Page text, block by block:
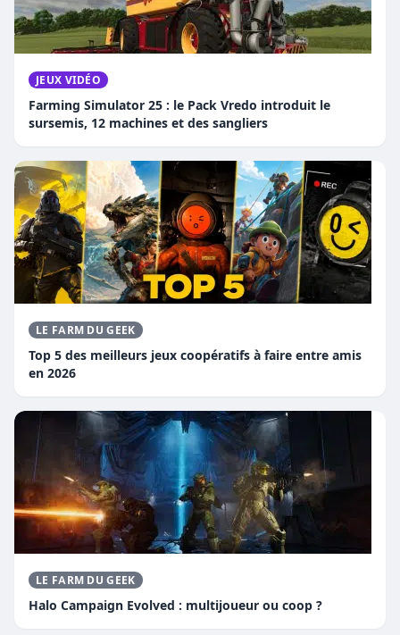
JEUX VIDÉO
Farming Simulator 25 : le Pack Vredo introduit le
sursemis, 12 machines et des sangliers
LE FARM DU GEEK
Top 5 des meilleurs jeux coopératifs à faire entre amis
en 2026
LE FARM DU GEEK
Halo Campaign Evolved : multijoueur ou coop ?